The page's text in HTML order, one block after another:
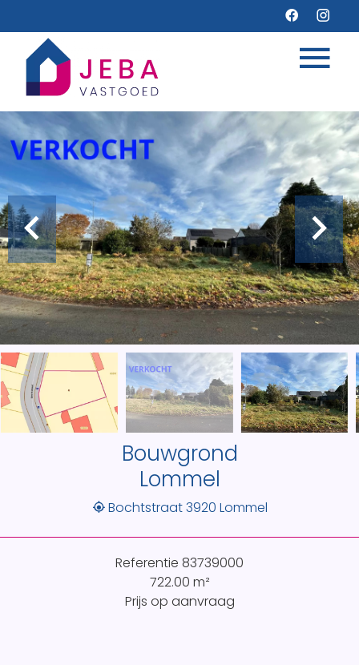
Bouwgrond
Lommel
Bochtstraat 3920 Lommel
Referentie 83739000
722.00 m²
Prijs op aanvraag